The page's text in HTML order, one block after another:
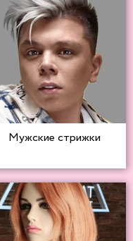
Мужские стрижки